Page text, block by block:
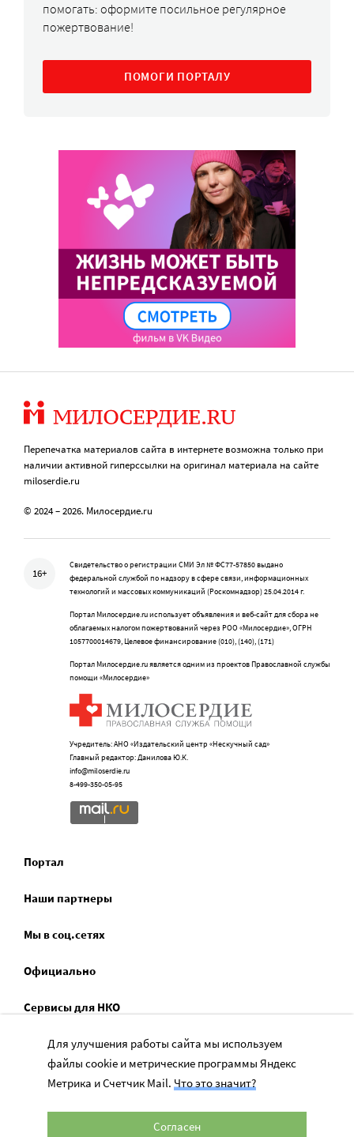
помогать: оформите посильное регулярное
пожертвование!
ПОМОГИ ПОРТАЛУ
Перепечатка материалов сайта в интернете возможна только при
наличии активной гиперссылки на оригинал материала на сайте
miloserdie.ru
© 2024 – 2026. Милосердие.ru
16+
Свидетельство о регистрации СМИ Эл № ФС77-57850 выдано
федеральной службой по надзору в сфере связи, информационных
технологий и массовых коммуникаций (Роскомнадзор) 25.04.2014 г.
Портал Милосердие.ru использует объявления и веб-сайт для сбора не
облагаемых налогом пожертвований через РОО «Милосердие», ОГРН
1057700014679, Целевое финансирование (010), (140), (171)
Портал Милосердие.ru является одним из проектов Православной службы
помощи «Милосердие»
Учредитель: АНО «Издательский центр «Нескучный сад»
Главный редактор: Данилова Ю.К.
info@miloserdie.ru
8-499-350-05-95
Портал
Наши партнеры
Мы в соц.сетях
Официально
Сервисы для НКО
Спецпроекты
Социальное служение
Для улучшения работы сайта мы используем
файлы cookie и метрические программы Яндекс
Метрика и Счетчик Mail. Что это значит?
Согласен